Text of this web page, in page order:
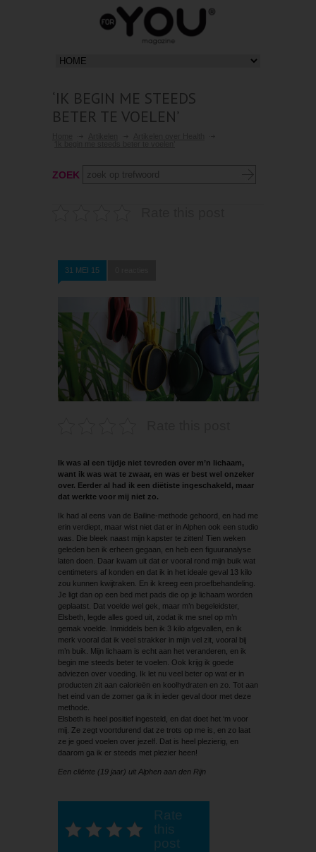
‘IK BEGIN ME STEEDS
BETER TE VOELEN’
ZOEK
31 MEI 15
Ik was al een tijdje niet tevreden over m’n lichaam,
want ik was wat te zwaar, en was er best wel onzeker
over. Eerder al had ik een diëtiste ingeschakeld, maar
dat werkte voor mij niet zo.
Ik had al eens van de Bailine-methode gehoord, en had me
erin verdiept, maar wist niet dat er in Alphen ook een studio
was. Die bleek naast mijn kapster te zitten! Tien weken
geleden ben ik erheen gegaan, en heb een figuuranalyse
laten doen. Daar kwam uit dat er vooral rond mijn buik wat
centimeters af konden en dat ik in het ideale geval 13 kilo
zou kunnen kwijtraken. En ik kreeg een proefbehandeling.
Je ligt dan op een bed met pads die op je lichaam worden
geplaatst. Dat voelde wel gek, maar m’n begeleidster,
Elsbeth, legde alles goed uit, zodat ik me snel op m’n
gemak voelde. Inmiddels ben ik 3 kilo afgevallen, en ik
merk vooral dat ik veel strakker in mijn vel zit, vooral bij
m’n buik. Mijn lichaam is echt aan het veranderen, en ik
begin me steeds beter te voelen. Ook krijg ik goede
adviezen over voeding. Ik let nu veel beter op wat er in
producten zit aan calorieën en koolhydraten en zo. Tot aan
het eind van de zomer ga ik in ieder geval door met deze
methode.
Elsbeth is heel positief ingesteld, en dat doet het ‘m voor
mij. Ze zegt voortdurend dat ze trots op me is, en zo laat
ze je goed voelen over jezelf. Dat is heel plezierig, en
daarom ga ik er steeds met plezier heen!
Een cliënte (19 jaar) uit Alphen aan den Rijn
Rate
this
post